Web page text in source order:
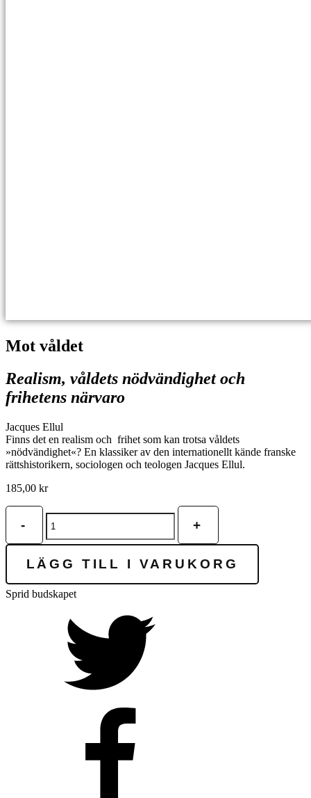
Mot våldet
Realism, våldets nödvändighet och
frihetens närvaro
Jacques Ellul
Finns det en realism och frihet som kan trotsa våldets
»nödvändighet«? En klassiker av den internationellt kände franske
rättshistorikern, sociologen och teologen Jacques Ellul.
185,00 kr
-
Mot
våldet
mängd
+
LÄGG TILL I VARUKORG
Sprid budskapet